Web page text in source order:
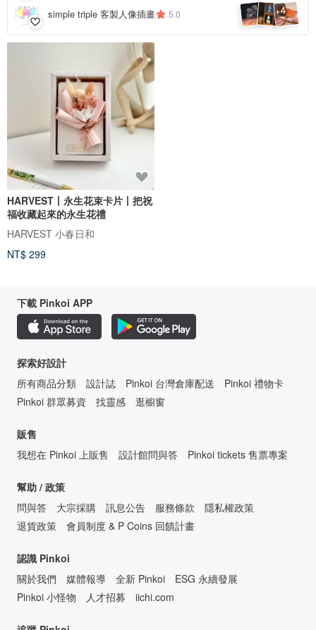
simple triple 客製人像插畫 5.0 +4
HARVEST丨永生花束卡片丨把祝
福收藏起來的永生花禮
HARVEST 小春日和
NT$ 299
下載 Pinkoi APP
探索好設計
所有商品分類
設計誌 Pinkoi 台灣倉庫配送
Pinkoi 禮物卡
Pinkoi 群眾募資
找靈感 逛櫥窗
販售
我想在 Pinkoi 上販售
設計館問與答 Pinkoi tickets 售票專案
幫助 / 政策
問與答
大宗採購 訊息公告 服務條款
隱私權政策
退貨政策
會員制度 & P Coins 回饋計畫
認識 Pinkoi
關於我們
媒體報導 全新 Pinkoi
ESG 永續發展
Pinkoi 小怪物
人才招募 iichi.com